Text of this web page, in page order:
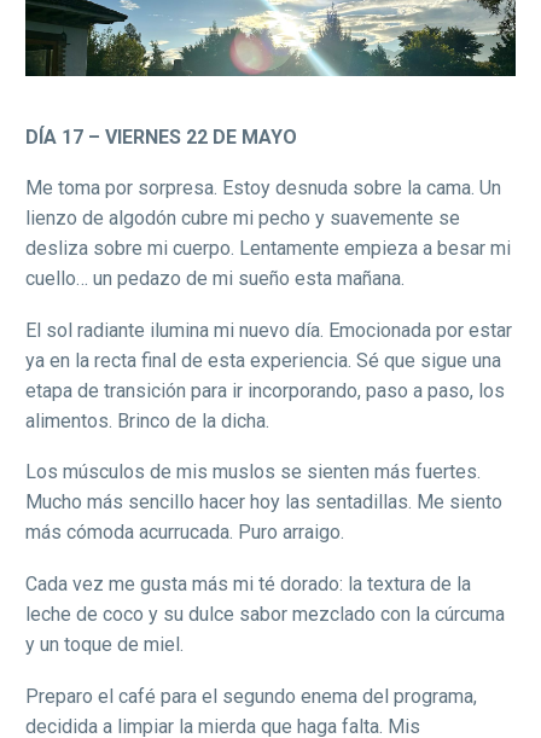
DÍA 17 – VIERNES 22 DE MAYO
Me toma por sorpresa. Estoy desnuda sobre la cama. Un
lienzo de algodón cubre mi pecho y suavemente se
desliza sobre mi cuerpo. Lentamente empieza a besar mi
cuello… un pedazo de mi sueño esta mañana.
El sol radiante ilumina mi nuevo día. Emocionada por estar
ya en la recta final de esta experiencia. Sé que sigue una
etapa de transición para ir incorporando, paso a paso, los
alimentos. Brinco de la dicha.
Los músculos de mis muslos se sienten más fuertes.
Mucho más sencillo hacer hoy las sentadillas. Me siento
más cómoda acurrucada. Puro arraigo.
Cada vez me gusta más mi té dorado: la textura de la
leche de coco y su dulce sabor mezclado con la cúrcuma
y un toque de miel.
Preparo el café para el segundo enema del programa,
decidida a limpiar la mierda que haga falta. Mis